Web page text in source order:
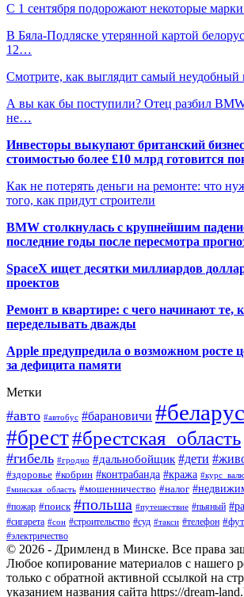
С 1 сентября подорожают некоторые марки
В Бяла-Подляске утерянной картой
12…
Смотрите, как выглядит самый неудобный
А вы как бы поступили? Отец разбил
не…
Инвесторы выкупают британский
стоимостью более £10 млрд готовится
Как не потерять деньги на ремонте: что
того, как придут строители
BMW столкнулась с крупнейшим
последние годы после пересмотра
SpaceX ищет десятки миллиардов
проектов
Ремонт в квартире: с чего начинают те,
переделывать дважды
Apple предупредила о возможном росте
за дефицита памяти
Метки
#авто #автобус #барановичи
#брест#брестская_область
#гибель #гродно #дальнобойщик #дети
#здоровье #кобрин #контрабанда #кража
#минская_область #мошенничество #налог
#пожар #поиск #польша #путешествие #пьяный
#сигарета #сон #строительство #суд #такси #телефон
#электричество
© 2026 - Дримленд в Минске. Все права
Любое копирование материалов с нашего
только с обратной активной ссылкой на
указанием названия сайта https://dream-